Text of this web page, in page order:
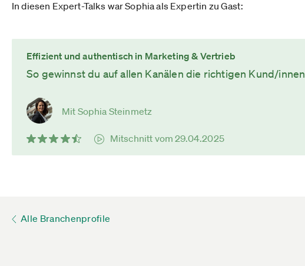
In diesen Expert-Talks war Sophia als Expertin zu Gast:
Effizient und authentisch in Marketing & Vertrieb
So gewinnst du auf allen Kanälen die richtigen Kund/innen
Mit Sophia Steinmetz
Mitschnitt vom 29.04.2025
Alle Branchenprofile